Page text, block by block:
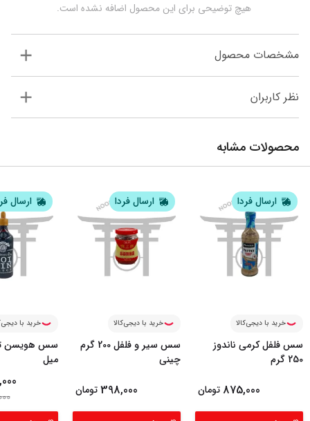
هیچ توضیحی برای این محصول اضافه نشده است.
مشخصات محصول
نظر کاربران
محصولات مشابه
ارسال فردا
خرید با دیجی‌کالا
سس فلفل کرمی ناندوز
250 گرم
875,000 تومان
ارسال فردا
خرید با دیجی‌کالا
سس سیر و فلفل 200 گرم
چینی
398,000 تومان
ارسال
خرید با
میل